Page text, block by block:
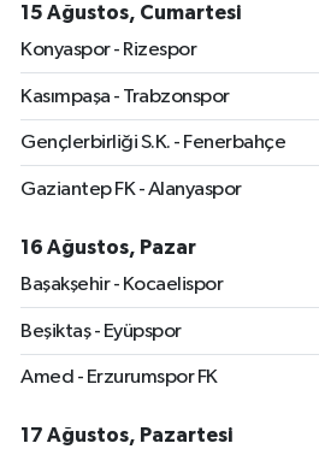
15 Ağustos, Cumartesi
Konyaspor - Rizespor
Kasımpaşa - Trabzonspor
Gençlerbirliği S.K. - Fenerbahçe
Gaziantep FK - Alanyaspor
16 Ağustos, Pazar
Başakşehir - Kocaelispor
Beşiktaş - Eyüpspor
Amed - Erzurumspor FK
17 Ağustos, Pazartesi